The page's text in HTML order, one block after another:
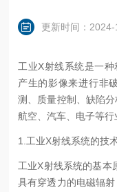
更新时间：
工业X射线系统是一
产生的影像来进行非
测、质量控制、缺陷
航空、汽车、电子等
1.工业X射线系统的技
工业X射线系统的基本
具有穿透力的电磁辐